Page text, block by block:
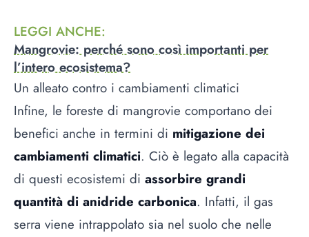
LEGGI ANCHE:
Mangrovie: perché sono così importanti per
l’intero ecosistema?
Un alleato contro i cambiamenti climatici
Infine, le foreste di mangrovie comportano dei
benefici anche in termini di mitigazione dei
cambiamenti climatici. Ciò è legato alla capacità
di questi ecosistemi di assorbire grandi
quantità di anidride carbonica. Infatti, il gas
serra viene intrappolato sia nel suolo che nelle